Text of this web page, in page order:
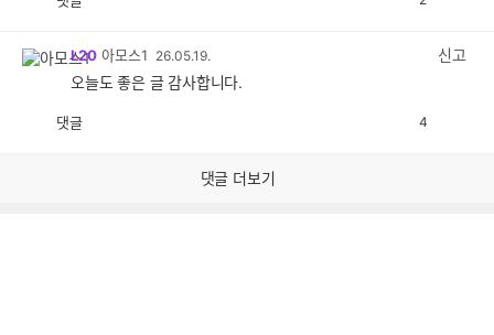
L20 아모스1 26.05.19.
신고
오늘도 좋은 글 감사합니다.
댓글 4
댓글 더보기